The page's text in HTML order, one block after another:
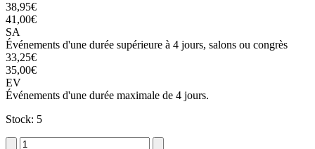
38,95€
41,00€
SA
Événements d'une durée supérieure à 4 jours, salons ou congrès
33,25€
35,00€
EV
Événements d'une durée maximale de 4 jours.
Stock: 5